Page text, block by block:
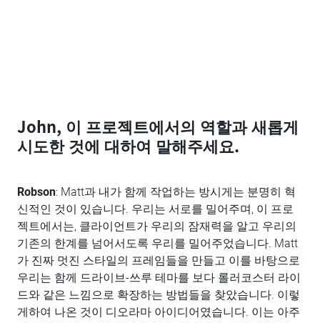
John, 이 프로젝트에서의 역할과 새롭게
시도한 것에 대하여 말해주세요.
Robson: Matt과 내가 함께 작업하는 방시게는 분명히 혁
신적인 것이 있습니다. 우리는 서로를 밀어주며, 이 프로
젝트에서는, 클라이언트가 우리의 잠재력을 알고 우리의
기존의 한계를 넘어서도록 우리를 밀어주었습니다. Matt
가 진짜 멋진 스타일의 프레임들을 만들고 이를 바탕으로
우리는 함께 드라이브-쓰루 테마를 보다 롤러코스터 라이
드와 같은 느낌으로 확장하는 방법들을 찾았습니다. 이렇
게하여 나온 것이 디오라마 아이디어였습니다. 이는 아주